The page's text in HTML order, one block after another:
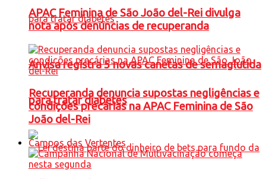
Anvisa registra 5 novas canetas de semaglutida
para tratar diabetes
APAC Feminina de São João del-Rei divulga
nota após denúncias de recuperanda
Recuperanda denuncia supostas negligências e
condições precárias na APAC Feminina de São
João del-Rei
Campos das Vertentes